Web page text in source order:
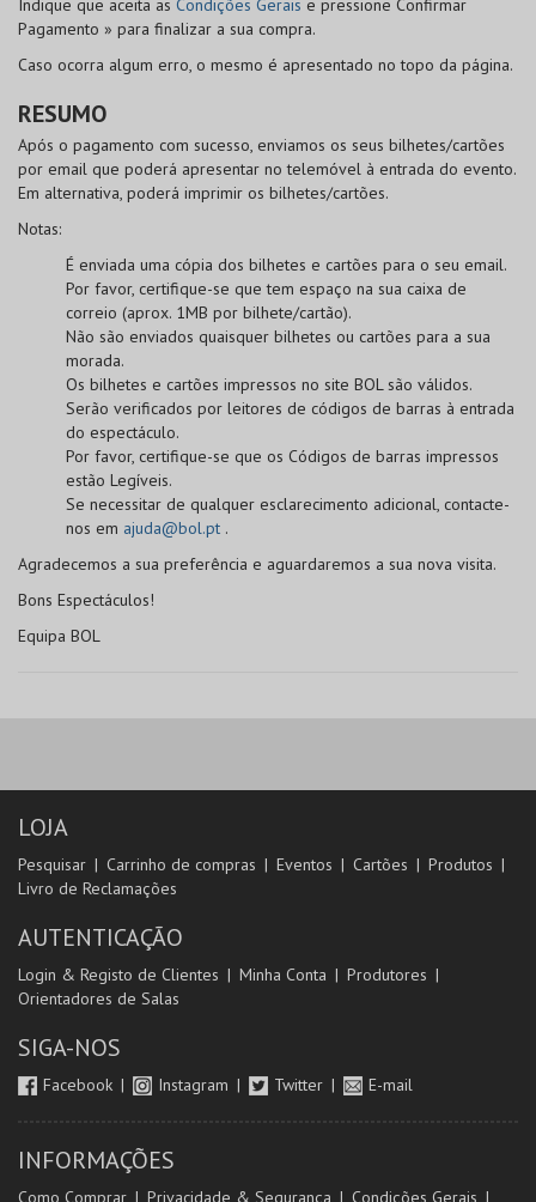
Indique que aceita as Condições Gerais e pressione Confirmar
Pagamento » para finalizar a sua compra.
Caso ocorra algum erro, o mesmo é apresentado no topo da página.
RESUMO
Após o pagamento com sucesso, enviamos os seus bilhetes/cartões
por email que poderá apresentar no telemóvel à entrada do evento.
Em alternativa, poderá imprimir os bilhetes/cartões.
Notas:
É enviada uma cópia dos bilhetes e cartões para o seu email.
Por favor, certifique-se que tem espaço na sua caixa de
correio (aprox. 1MB por bilhete/cartão).
Não são enviados quaisquer bilhetes ou cartões para a sua
morada.
Os bilhetes e cartões impressos no site BOLsão válidos.
Serão verificados por leitores de códigos de barras à entrada
do espectáculo.
Por favor, certifique-se que os Códigos de barras impressos
estão Legíveis.
Se necessitar de qualquer esclarecimento adicional, contacte-
nos em ajuda@bol.pt .
Agradecemos a sua preferência e aguardaremos a sua nova visita.
Bons Espectáculos!
Equipa BOL
LOJA
Pesquisar Carrinho de compras Eventos Cartões
Produtos
Livro de Reclamações
AUTENTICAÇÃO
Login & Registo de Clientes Minha Conta
Produtores
Orientadores de Salas
SIGA-NOS
Facebook Instagram Twitter E-mail
INFORMAÇÕES
Como Comprar Privacidade & Segurança Condições Gerais